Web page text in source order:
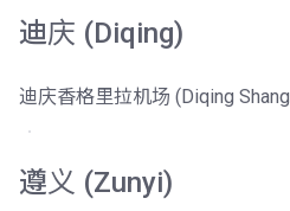
迪庆 (Diqing)
迪庆香格里拉机场 (Diqing
遵义 (Zunyi)